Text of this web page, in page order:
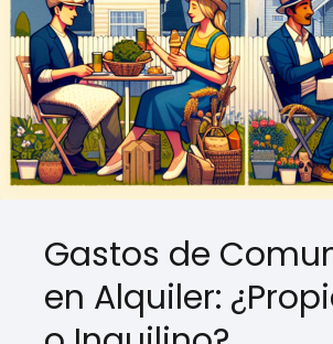
Gastos de
en Alquiler: